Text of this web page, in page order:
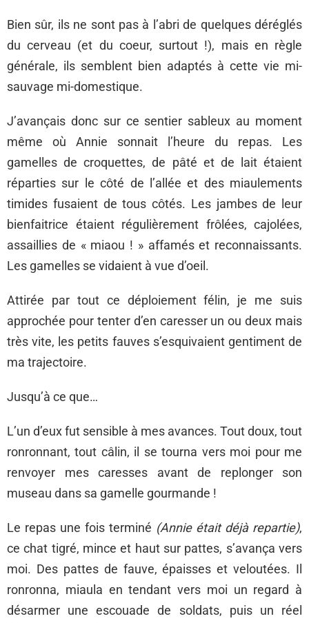
Bien sûr, ils ne sont pas à l’abri de quelques déréglés
du cerveau (et du coeur, surtout !), mais en règle
générale, ils semblent bien adaptés à cette vie mi-
sauvage mi-domestique.
J’avançais donc sur ce sentier sableux au moment
même où Annie sonnait l’heure du repas. Les
gamelles de croquettes, de pâté et de lait étaient
réparties sur le côté de l’allée et des miaulements
timides fusaient de tous côtés. Les jambes de leur
bienfaitrice étaient régulièrement frôlées, cajolées,
assaillies de « miaou ! » affamés et reconnaissants.
Les gamelles se vidaient à vue d’oeil.
Attirée par tout ce déploiement félin, je me suis
approchée pour tenter d’en caresser un ou deux mais
très vite, les petits fauves s’esquivaient gentiment de
ma trajectoire.
Jusqu’à ce que…
L’un d’eux fut sensible à mes avances. Tout doux, tout
ronronnant, tout câlin, il se tourna vers moi pour me
renvoyer mes caresses avant de replonger son
museau dans sa gamelle gourmande !
Le repas une fois terminé (Annie était déjà repartie),
ce chat tigré, mince et haut sur pattes, s’avança vers
moi. Des pattes de fauve, épaisses et veloutées. Il
ronronna, miaula en tendant vers moi un regard à
désarmer une escouade de soldats, puis un réel